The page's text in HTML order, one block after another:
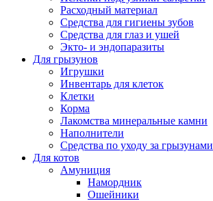
Расходный материал
Средства для гигиены зубов
Средства для глаз и ушей
Экто- и эндопаразиты
Для грызунов
Игрушки
Инвентарь для клеток
Клетки
Корма
Лакомства минеральные камни
Наполнители
Средства по уходу за грызунами
Для котов
Амуниция
Намордник
Ошейники